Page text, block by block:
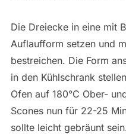
Die Dreiecke in eine mit
Auflaufform setzen und
bestreichen. Die Form
in den Kühlschrank
Ofen auf 180°C Ober-
Scones nun für 22-25
sollte leicht gebräunt